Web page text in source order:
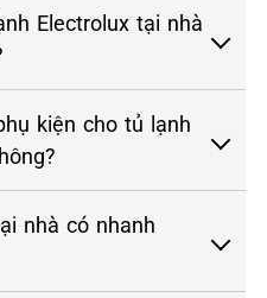
Electrolux tại nhà
kiện cho tủ lạnh
nhà có nhanh